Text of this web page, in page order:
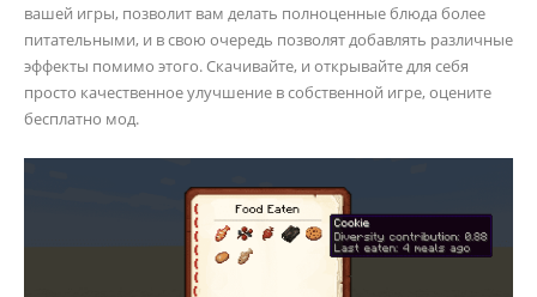
вашей игры, позволит вам делать полноценные блюда более
питательными, и в свою очередь позволят добавлять различные
эффекты помимо этого. Скачивайте, и открывайте для себя
просто качественное улучшение в собственной игре, оцените
бесплатно мод.